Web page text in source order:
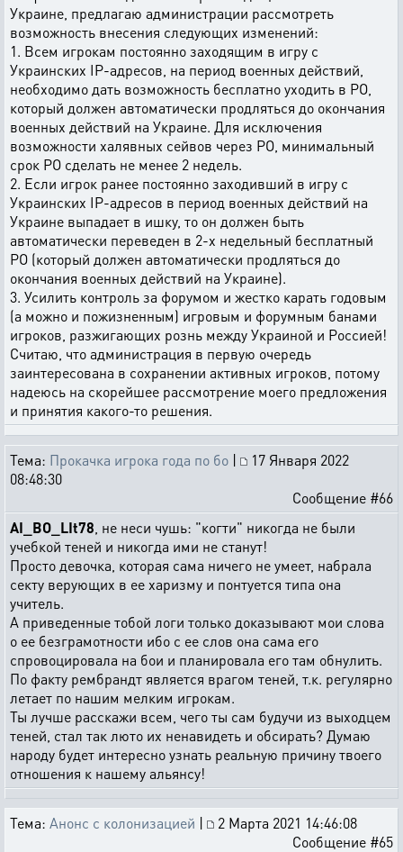
Украине, предлагаю администрации рассмотреть
возможность внесения следующих изменений:
1. Всем игрокам постоянно заходящим в игру с
Украинских IP-адресов, на период военных действий,
необходимо дать возможность бесплатно уходить в РО,
который должен автоматически продляться до окончания
военных действий на Украине. Для исключения
возможности халявных сейвов через РО, минимальный
срок РО сделать не менее 2 недель.
2. Если игрок ранее постоянно заходивший в игру с
Украинских IP-адресов в период военных действий на
Украине выпадает в ишку, то он должен быть
автоматически переведен в 2-х недельный бесплатный
РО (который должен автоматически продляться до
окончания военных действий на Украине).
3. Усилить контроль за форумом и жестко карать годовым
(а можно и пожизненным) игровым и форумным банами
игроков, разжигающих рознь между Украиной и Россией!
Считаю, что администрация в первую очередь
заинтересована в сохранении активных игроков, потому
надеюсь на скорейшее рассмотрение моего предложения
и принятия какого-то решения.
Тема: Прокачка игрока года по бо |
17 Января 2022
08:48:30
Сообщение #66
AI_BO_LIt78 , не неси чушь: "когти" никогда не были
учебкой теней и никогда ими не станут!
Просто девочка, которая сама ничего не умеет, набрала
секту верующих в ее харизму и понтуется типа она
учитель.
А приведенные тобой логи только доказывают мои слова
о ее безграмотности ибо с ее слов она сама его
спровоцировала на бои и планировала его там обнулить.
По факту рембрандт является врагом теней, т.к. регулярно
летает по нашим мелким игрокам.
Ты лучше расскажи всем, чего ты сам будучи из выходцем
теней, стал так люто их ненавидеть и обсирать? Думаю
народу будет интересно узнать реальную причину твоего
отношения к нашему альянсу!
Тема: Анонс с колонизацией |
2 Марта 2021 14:46:08
Сообщение #65